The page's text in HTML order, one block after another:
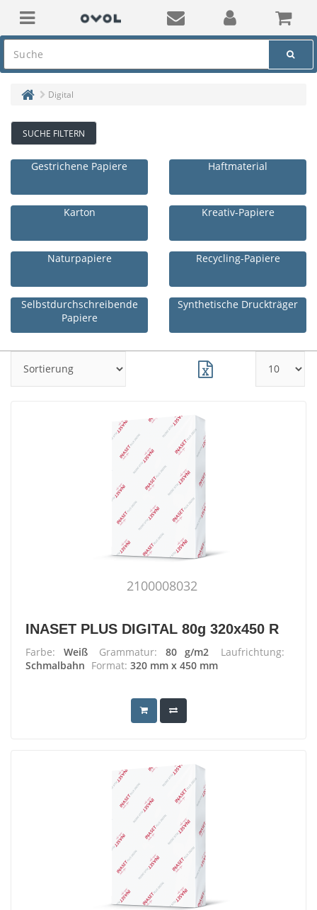
Digital
SUCHE FILTERN
Gestrichene Papiere Haftmaterial
Karton Kreativ-Papiere
Naturpapiere Recycling-Papiere
Selbstdurchschreibende
Papiere
Synthetische Druckträger
2100008032
INASET PLUS DIGITAL 80g 320x450 R
Farbe: Weiß Grammatur: 80 g/m2
Laufrichtung:
Schmalbahn Format: 320 mm x 450 mm